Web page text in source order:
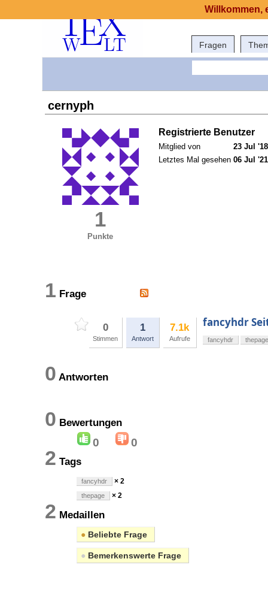
Fragen
cernyph
1
Punkte
Registrierte Benutzer
Mitglied von
23 Jul
Letztes Mal gesehen 06 Jul
1 Frage
0
Stimmen
1
Antwort
7.1k
Aufrufe
fancyhdr
fancyhdr thepage
0 Antworten
0 Bewertungen
0 0
2 Tags
fancyhdr × 2
thepage × 2
2 Medaillen
● Beliebte Frage
● Bemerkenswerte Frage
Willkommen,